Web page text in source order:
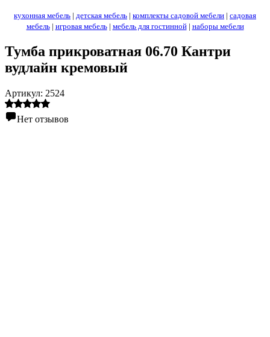
кухонная мебель | детская мебель | комплекты садовой мебели | садовая
мебель| игровая мебель| мебель для гостинной| наборы мебели
Тумба прикроватная 06.70 Кантри
вудлайн кремовый
Артикул: 2524
Нет отзывов